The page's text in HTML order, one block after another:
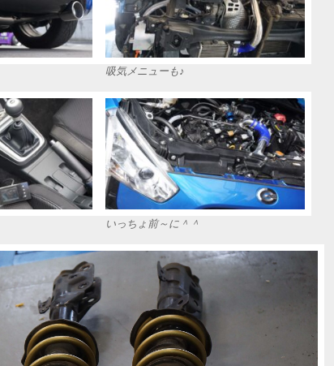
吸気メニューも♪
いっちょ前～に＾＾